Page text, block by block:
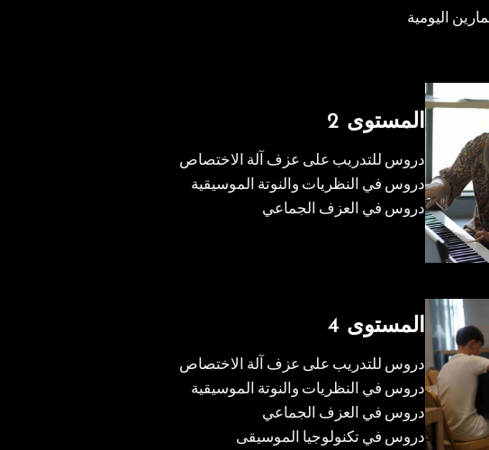
اليومية
المستوى 2
دروس للتدريب على عزف آلة الاختصاص
دروس في النظريات والنوتة الموسيقية
دروس في العزف الجماعي
المستوى 4
دروس للتدريب على عزف آلة الاختصاص
دروس في النظريات والنوتة الموسيقية
دروس في العزف الجماعي
دروس في تكنولوجيا الموسيقى